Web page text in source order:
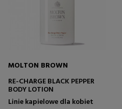
MOLTON BROWN
RE-CHARGE BLACK PEPPER
BODY LOTION
Linie kapielowe dla kobiet